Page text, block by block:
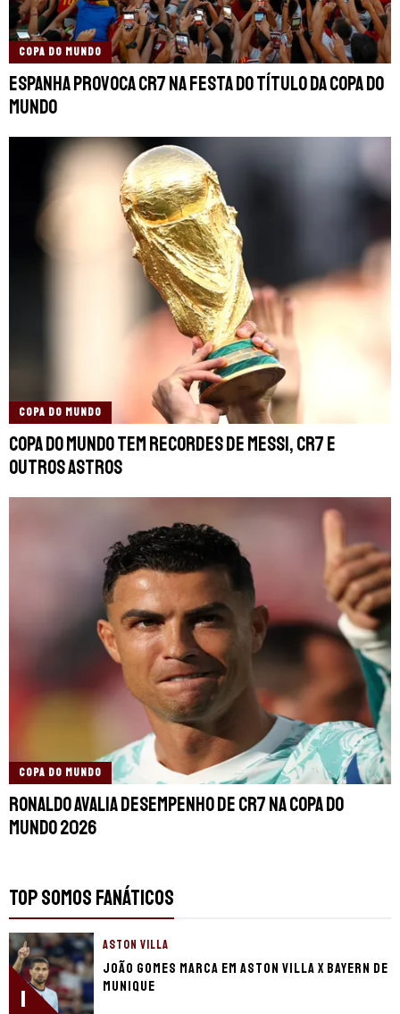
COPA DO MUNDO
Espanha provoca CR7 na festa do título da Copa do
Mundo
COPA DO MUNDO
Copa do Mundo tem recordes de Messi, CR7 e
outros astros
COPA DO MUNDO
Ronaldo avalia desempenho de CR7 na Copa do
Mundo 2026
TOP SOMOS FANÁTICOS
1
ASTON VILLA
João Gomes marca em Aston Villa x Bayern de
Munique